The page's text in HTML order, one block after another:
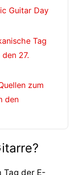
Guitar Day
Tag
27.
zum
den
Tag der E-